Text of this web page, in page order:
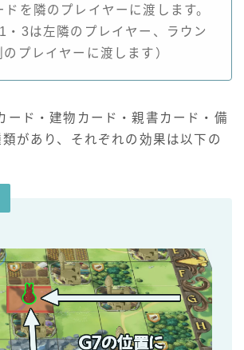
を隣のプレイヤーに渡します。
・3は左隣のプレイヤー、ラウン
のプレイヤーに渡します）
ード・建物カード・親書カード・備
があり、それぞれの効果は以下の